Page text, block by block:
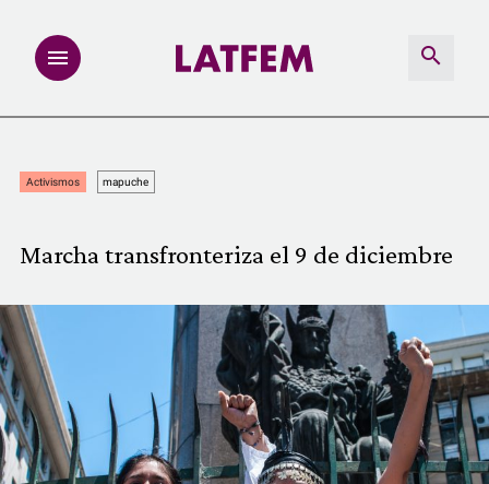
MULTIMEDIA
REDACCIÓN ABIERTA
LATFEMLAB.
PRODUCTOS
Activismos mapuche
Marcha transfronteriza el 9 de diciembre